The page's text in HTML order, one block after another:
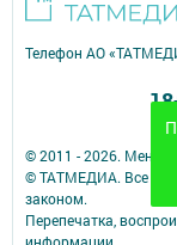
© 2011 - 2026.
© ТАТМЕДИА. Все
законом.
Перепечатка,
Телефон АО